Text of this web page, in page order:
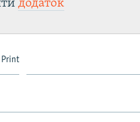
додаток
Print